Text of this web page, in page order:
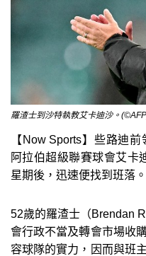
羅渣士到沙特執教艾卡迪沙。
【Now Sports】些路迪
阿拉伯超級聯賽球會艾卡
星期後，迅速便找到班落。
52歲的羅渣士（Brendan
會行政不當及轉會市場收
容球隊的實力，因而與班